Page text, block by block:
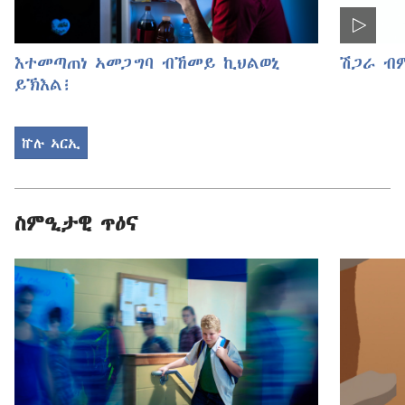
እተመጣጠነ ኣመጋግባ ብኸመይ ኪህልወኒ
ይኽእል፧
ሽጋራ
ኵሉ ኣርኢ
ስምዒታዊ ጥዕና